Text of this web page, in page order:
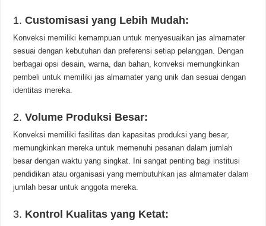
1.Customisasi yang Lebih Mudah:
Konveksi memiliki kemampuan untuk menyesuaikan jas almamater
sesuai dengan kebutuhan dan preferensi setiap pelanggan. Dengan
berbagai opsi desain, warna, dan bahan, konveksi memungkinkan
pembeli untuk memiliki jas almamater yang unik dan sesuai dengan
identitas mereka.
2.Volume Produksi Besar:
Konveksi memiliki fasilitas dan kapasitas produksi yang besar,
memungkinkan mereka untuk memenuhi pesanan dalam jumlah
besar dengan waktu yang singkat. Ini sangat penting bagi institusi
pendidikan atau organisasi yang membutuhkan jas almamater dalam
jumlah besar untuk anggota mereka.
3. Kontrol Kualitas yang Ketat: